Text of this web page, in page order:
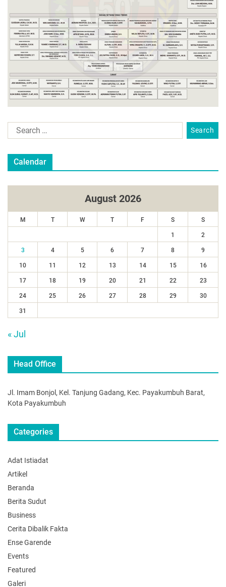
Calendar
August 2026
M T W T F S S
1 2
3 4 5 6 7 8 9
10 11 12 13 14 15 16
17 18 19 20 21 22 23
24 25 26 27 28 29 30
31
« Jul
Head Office
Jl. Imam Bonjol, Kel. Tanjung Gadang, Kec. Payakumbuh Barat,
Kota Payakumbuh
Categories
Adat Istiadat
Artikel
Beranda
Berita Sudut
Business
Cerita Dibalik Fakta
Ense Garende
Events
Featured
Galeri